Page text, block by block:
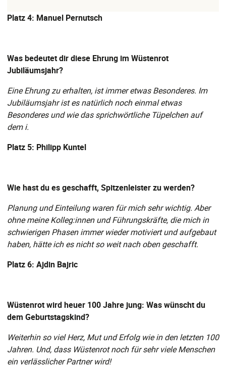
Platz 4: Manuel Pernutsch
Was bedeutet dir diese Ehrung im Wüstenrot
Jubiläumsjahr?
Eine Ehrung zu erhalten, ist immer etwas Besonderes. Im
Jubiläumsjahr ist es natürlich noch einmal etwas
Besonderes und wie das sprichwörtliche Tüpelchen auf
dem i.
Platz 5: Philipp Kuntel
Wie hast du es geschafft, Spitzenleister zu werden?
Planung und Einteilung waren für mich sehr wichtig. Aber
ohne meine Kolleg:innen und Führungskräfte, die mich in
schwierigen Phasen immer wieder motiviert und aufgebaut
haben, hätte ich es nicht so weit nach oben geschafft.
Platz 6: Ajdin Bajric
Wüstenrot wird heuer 100 Jahre jung: Was wünscht du
dem Geburtstagskind?
Weiterhin so viel Herz, Mut und Erfolg wie in den letzten 100
Jahren. Und, dass Wüstenrot noch für sehr viele Menschen
ein verlässlicher Partner wird!